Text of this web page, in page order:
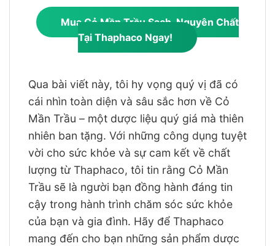
Mua Cỏ Mần Trầu Sạch, Nguyên Chất
Tại Thaphaco Ngay!
Qua bài viết này, tôi hy vọng quý vị đã có
cái nhìn toàn diện và sâu sắc hơn về Cỏ
Mần Trầu – một dược liệu quý giá mà thiên
nhiên ban tặng. Với những công dụng tuyệt
vời cho sức khỏe và sự cam kết về chất
lượng từ Thaphaco, tôi tin rằng Cỏ Mần
Trầu sẽ là người bạn đồng hành đáng tin
cậy trong hành trình chăm sóc sức khỏe
của bạn và gia đình. Hãy để Thaphaco
mang đến cho bạn những sản phẩm dược